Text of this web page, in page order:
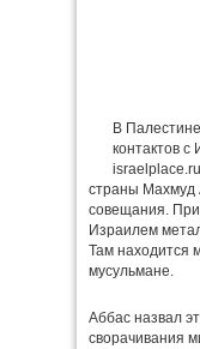
В
контактов с
страны Махмуд
совещания.
Израилем
Там находится
мусульмане.
Аббас назвал
сворачивания